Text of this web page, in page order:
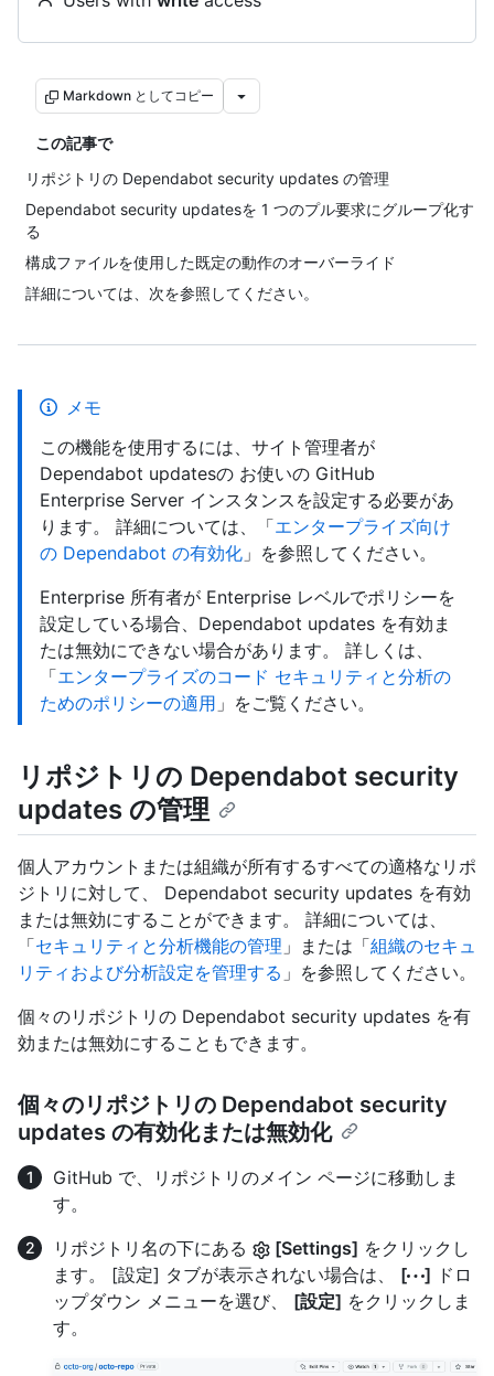
Markdown としてコピー
この記事で
リポジトリの Dependabot security updates の管理
Dependabot security updatesを 1 つのプル要求にグループ化す
る
構成ファイルを使用した既定の動作のオーバーライド
詳細については、次を参照してください。
メモ
この機能を使用するには、サイト管理者が
Dependabot updatesの お使いの GitHub
Enterprise Server インスタンスを設定する必要があ
ります。 詳細については、「エンタープライズ向け
の Dependabot の有効化 」を参照してください。
Enterprise 所有者が Enterprise レベルでポリシーを
設定している場合、Dependabot updates を有効ま
たは無効にできない場合があります。 詳しくは、
「エンタープライズのコード セキュリティと分析の
ためのポリシーの適用 」をご覧ください。
リポジトリの Dependabot security
updates の管理
個人アカウントまたは組織が所有するすべての適格なリポ
ジトリに対して、 Dependabot security updates を有効
または無効にすることができます。 詳細については、
「セキュリティと分析機能の管理 」または「組織のセキュ
リティおよび分析設定を管理する 」を参照してください。
個々のリポジトリの Dependabot security updates を有
効または無効にすることもできます。
個々のリポジトリの Dependabot security
updates の有効化または無効化
GitHub で、リポジトリのメイン ページに移動しま
す。
リポジトリ名の下にある
[Settings] をクリックし
ます。 [設定] タブが表示されない場合は、 [ ] ドロ
ップダウン メニューを選び、 [設定] をクリックしま
す。